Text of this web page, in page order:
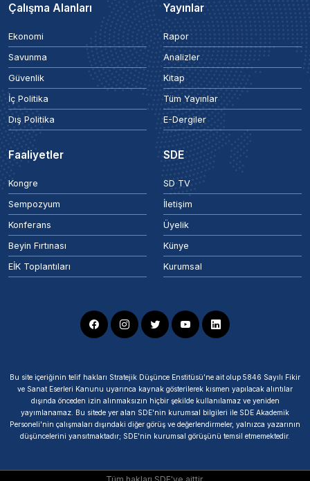
Çalışma Alanları
Ekonomi
Savunma
Güvenlik
İç Politika
Dış Politika
Yayınlar
Rapor
Analizler
Kitap
Tüm Yayınlar
E-Dergiler
Faaliyetler
Kongre
Sempozyum
Konferans
Beyin Fırtınası
EİK Toplantıları
SDE
SD TV
İletişim
Üyelik
Künye
Kurumsal
Bu site içeriğinin telif hakları Stratejik Düşünce Enstitüsü’ne ait olup 5846 Sayılı Fikir
ve Sanat Eserleri Kanunu uyarınca kaynak gösterilerek kısmen yapılacak alıntılar
dışında önceden izin alınmaksızın hiçbir şekilde kullanılamaz ve yeniden
yayımlanamaz. Bu sitede yer alan SDE'nin kurumsal bilgileri ile SDE Akademik
Personeli'nin çalışmaları dışındaki diğer görüş ve değerlendirmeler, yalnızca yazarının
düşüncelerini yansıtmaktadır; SDE'nin kurumsal görüşünü temsil etmemektedir.